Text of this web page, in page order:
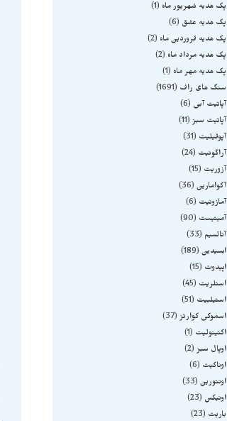
پک هدیه شهریور ماه
1
پک هدیه عشق
6
پک هدیه فروردین ماه
2
پک هدیه مرداد ماه
2
پک هدیه مهر ماه
1
سنگ های راف
1691
آپاتیت آبی
6
آپاتیت سبز 11
آپوفیلیت
31
آراگونیت
24
آزوریت
15
آکوامارین 36
آمازونیت
6
آمیتیست
90
آنالسیم
33
ابسیدین 189
اپیدوت
15
استلریت
45
استیلبیت
51
اسموکی کوارتز 37
اکتینولیت
1
اوپال سبز 2
اوناکیت
6
اونتورین 33
اونیکس
23
باریت
23